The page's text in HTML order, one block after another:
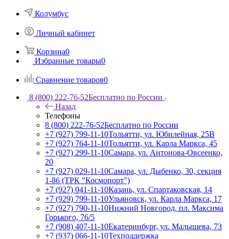
Колумбус
Личный кабинет
Корзина0
Избранные товары0
Сравнение товаров0
8 (800) 222-76-52Бесплатно по России
Назад
Телефоны
8 (800) 222-76-52Бесплатно по России
+7 (927) 799-11-10Тольятти, ул. Юбилейная, 25В
+7 (927) 764-11-10Тольятти, ул. Карла Маркса, 45
+7 (927) 299-11-10Самара, ул. Антонова-Овсеенко,
20
+7 (927) 029-11-10Самара, ул. Дыбенко, 30, секция
1-86 (ТРК "Космопорт")
+7 (927) 041-11-10Казань, ул. Спартаковская, 14
+7 (929) 799-11-10Ульяновск, ул. Карла Маркса, 17
+7 (927) 790-11-10Нижний Новгород, пл. Максима
Горького, 76/5
+7 (908) 407-11-10Екатеринбург, ул. Малышева, 73
+7 (937) 066-11-10Техподдержка